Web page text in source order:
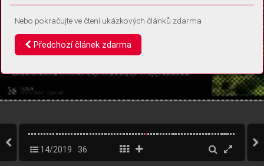
14/2019 36
Nebo pokračujte ve čtení ukázkových článků zdarma
Předchozí článek zdarma